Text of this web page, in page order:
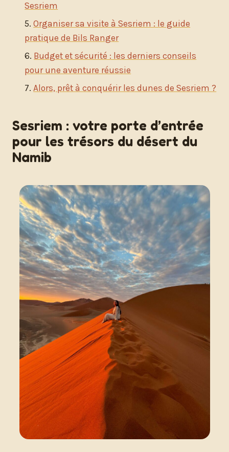
Sesriem
Organiser sa visite à Sesriem : le guide
pratique de Bils Ranger
Budget et sécurité : les derniers conseils
pour une aventure réussie
Alors, prêt à conquérir les dunes de Sesriem ?
Sesriem : votre porte d’entrée
pour les trésors du désert du
Namib